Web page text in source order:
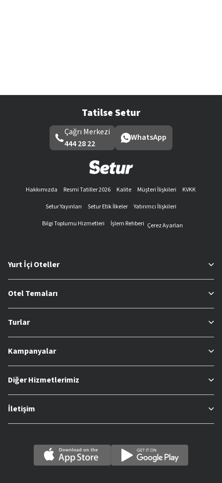
Tatilse Setur
Çağrı Merkezi
444 28 22
WhatsApp
Hakkımızda Resmi Tatiller 2026 Kalite Müşteri İlişkileri
KVKK
Setur Yayınları
Setur Etik İlkeler
Yatırımcı İlişkileri
Bilgi Toplumu Hizmetleri
İşlem Rehberi Çerez Ayarları
Yurt İçi Oteller
Otel Temaları
Turlar
Kampanyalar
Diğer Hizmetlerimiz
İletişim